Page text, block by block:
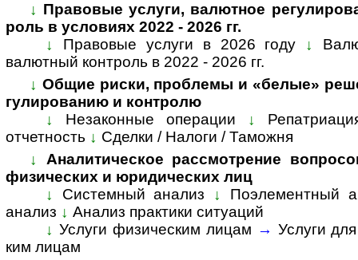
↓ Пра­во­вые услуги, валютное
роль в усло­виях 2022 - 2026 гг.
↓
Правовые услуги в 2026 году ↓
валютный конт­роль в 2022 - 2026 гг.
↓ Общие риски, проблемы и «белые»
гу­ли­ро­ва­нию и конт­ролю
↓
Незаконные операции ↓
отчетность ↓ Сделки / Налоги / Таможня
↓
Аналитическое рассмотрение
физи­чес­ких и юри­ди­чес­ких лиц
↓
Системный анализ ↓
Поэле­мент­ный
ана­лиз ↓ Ана­лиз прак­тики ситуаций
↓ Услуги физическим лицам → Услуги
ким лицам